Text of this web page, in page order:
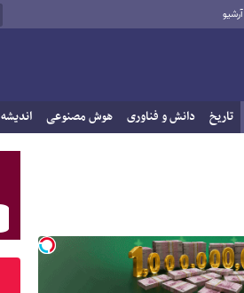
آرشیو
تاریخ دانش و فناوری هوش مصنوعی اندیشه